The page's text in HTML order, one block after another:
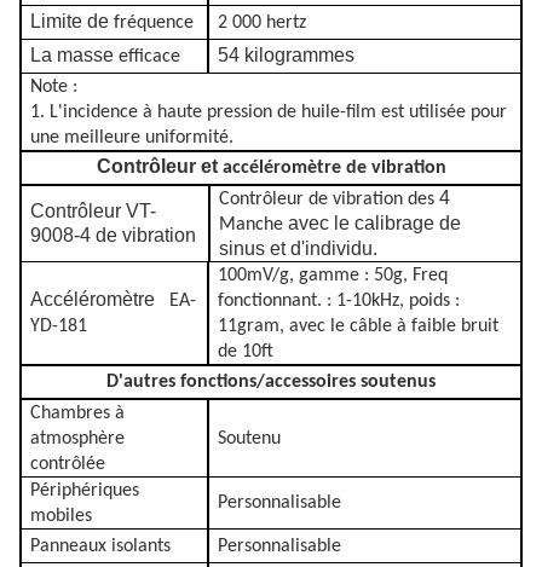
Limite de fréquence 2 000 hertz
La masse efficace 54 kilogrammes
Note :
1. L'incidence à haute pression de huile-film est utilisée pour
une meilleure uniformité.
Contrôleur et accéléromètre de vibration
Contrôleur VT-
9008-4 de vibration
Contrôleur de vibration des 4
Mancheavec le calibrage de
sinus et d'individu.
Accéléromètre
EA-
YD-181
100mV/g, gamme : 50g, Freq
fonctionnant. : 1-10kHz, poids :
11gram, avec le câble à faible bruit
de 10ft
D'autres fonctions/accessoires soutenus
Chambres à
atmosphère
contrôlée
Soutenu
Périphériques
mobiles
Personnalisable
Panneaux isolants
Personnalisable